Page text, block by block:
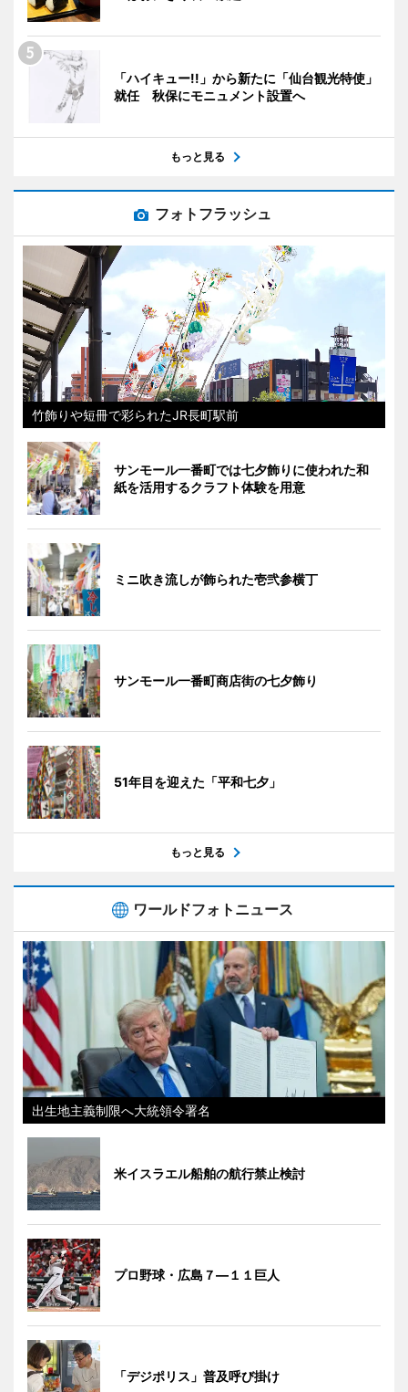
「ハイキュー!!」から新たに「仙台観光特使」
就任 秋保にモニュメント設置へ
もっと見る
フォトフラッシュ
竹飾りや短冊で彩られたJR長町駅前
サンモール一番町では七夕飾りに使われた和
紙を活用するクラフト体験を用意
ミニ吹き流しが飾られた壱弐参横丁
サンモール一番町商店街の七夕飾り
51年目を迎えた「平和七夕」
もっと見る
ワールドフォトニュース
出生地主義制限へ大統領令署名
米イスラエル船舶の航行禁止検討
プロ野球・広島７―１１巨人
「デジポリス」普及呼び掛け